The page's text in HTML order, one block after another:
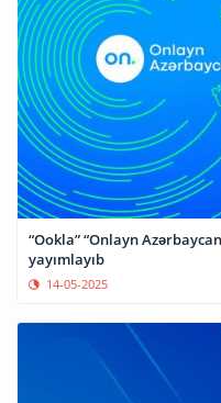
“Ookla” “Onlayn
yayımlayıb
14-05-2025